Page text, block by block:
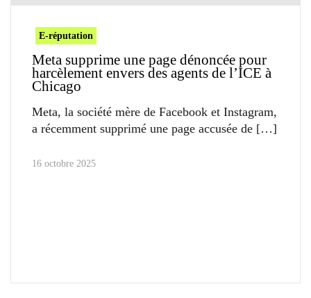
E-réputation
Meta supprime une page dénoncée pour
harcèlement envers des agents de l’ICE à
Chicago
Meta, la société mère de Facebook et Instagram,
a récemment supprimé une page accusée de
16 octobre 2025